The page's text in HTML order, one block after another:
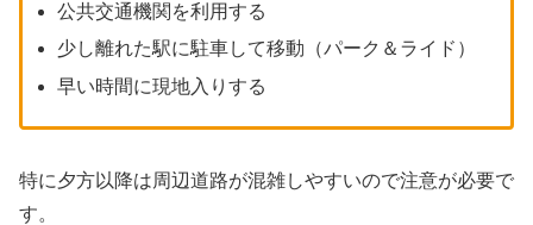
公共交通機関を利用する
少し離れた駅に駐車して移動（パーク＆ライド）
早い時間に現地入りする
特に夕方以降は周辺道路が混雑しやすいので注意が必要で
す。